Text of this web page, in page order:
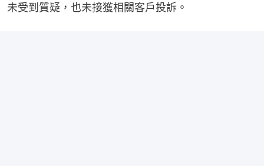
未受到質疑，也未接獲相關客戶投訴。